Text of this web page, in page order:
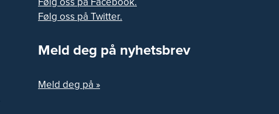
Følg oss på Twitter.
Meld deg på nyhetsbrev
Meld deg på »